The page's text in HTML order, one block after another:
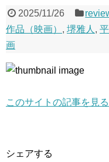
2025/11/26
作品（映画） , 堺雅人 ,
画
このサイトの記事を見る
シェアする